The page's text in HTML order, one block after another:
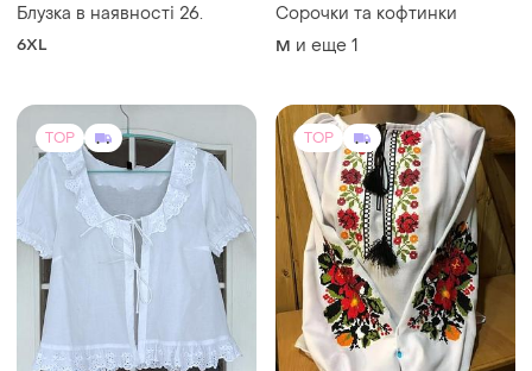
Блузка в наявності 26.
6XL
Сорочки та кофтинки
M и еще 1
TOP TOP